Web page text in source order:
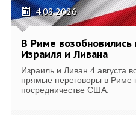
4.08.2026
В Риме возобновились
Израиля и Ливана
Израиль и Ливан 4 августа
прямые переговоры в Риме
посредничестве США.